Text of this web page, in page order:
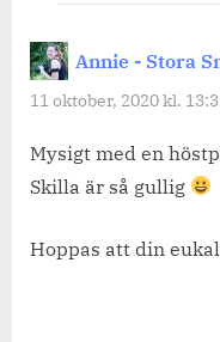
Annie - Stora
11 oktober, 2020 kl.
Mysigt med en
Skilla är så gullig
Hoppas att din